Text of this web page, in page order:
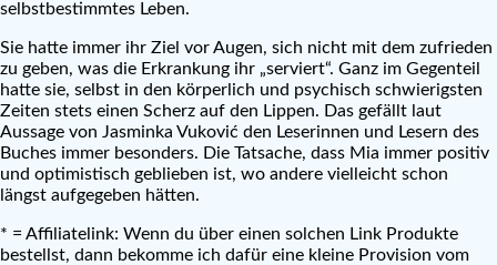
selbstbestimmtes Leben.
Sie hatte immer ihr Ziel vor Augen, sich nicht mit dem zufrieden
zu geben, was die Erkrankung ihr „serviert“. Ganz im Gegenteil
hatte sie, selbst in den körperlich und psychisch schwierigsten
Zeiten stets einen Scherz auf den Lippen. Das gefällt laut
Aussage von Jasminka Vuković den Leserinnen und Lesern des
Buches immer besonders. Die Tatsache, dass Mia immer positiv
und optimistisch geblieben ist, wo andere vielleicht schon
längst aufgegeben hätten.
* = Affiliatelink: Wenn du über einen solchen Link Produkte
bestellst, dann bekomme ich dafür eine kleine Provision vom